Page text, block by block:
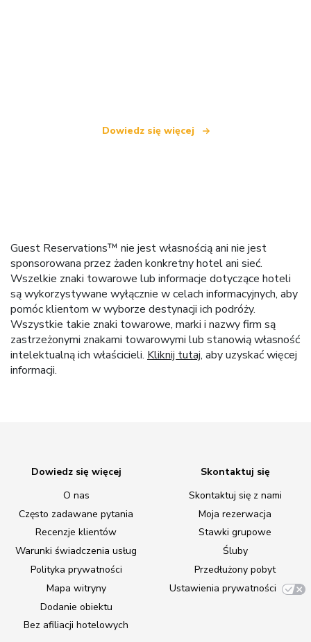
Dowiedz się więcej
Guest Reservations™ nie jest własnością ani nie jest
sponsorowana przez żaden konkretny hotel ani sieć.
Wszelkie znaki towarowe lub informacje dotyczące hoteli
są wykorzystywane wyłącznie w celach informacyjnych, aby
pomóc klientom w wyborze destynacji ich podróży.
Wszystkie takie znaki towarowe, marki i nazwy firm są
zastrzeżonymi znakami towarowymi lub stanowią własność
intelektualną ich właścicieli. Kliknij tutaj, aby uzyskać więcej
informacji.
Dowiedz się więcej
O nas
Często zadawane pytania
Recenzje klientów
Warunki świadczenia usług
Polityka prywatności
Mapa witryny
Dodanie obiektu
Bez afiliacji hotelowych
Skontaktuj się
Skontaktuj się z nami
Moja rezerwacja
Stawki grupowe
Śluby
Przedłużony pobyt
Ustawienia prywatności